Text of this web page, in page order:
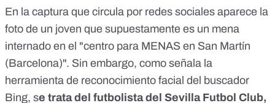
En la captura que circula por redes sociales aparece la
foto de un joven que supuestamente es un mena
internado en el "centro para MENAS en San Martín
(Barcelona)". Sin embargo, como señala la
herramienta de reconocimiento facial del buscador
Bing, se trata del futbolista del Sevilla Futbol Club,